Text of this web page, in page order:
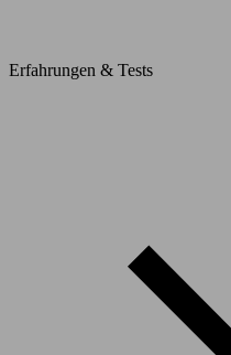
Erfahrungen & Tests